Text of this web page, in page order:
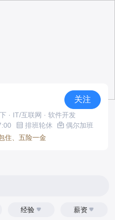
关注
· IT/互联网 · 软件开发
排班轮休
偶尔加班
住、五险一金
经验 薪资